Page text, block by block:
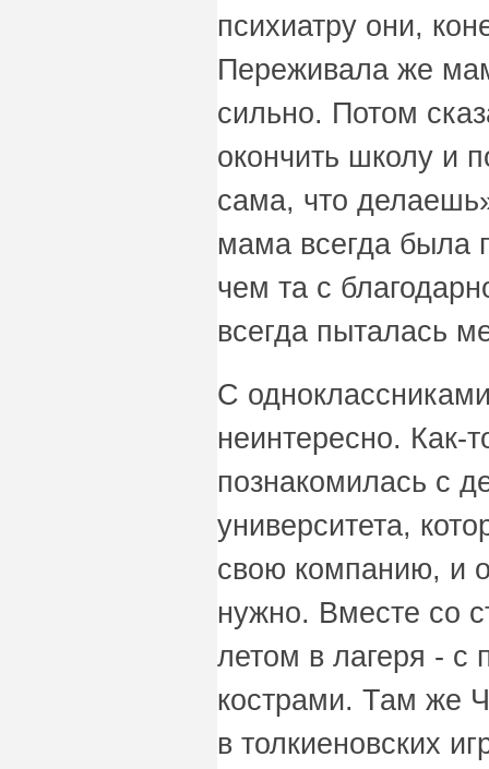
психиатру они,
Переживала же
сильно. Потом
окончить школу и
сама, что
мама всегда была
чем та с
всегда пыталась
С
неинтересно. Как-
познакомилась с
университета,
свою компанию, и
нужно. Вместе со
летом в лагеря - с
кострами. Там же
в толкиеновских